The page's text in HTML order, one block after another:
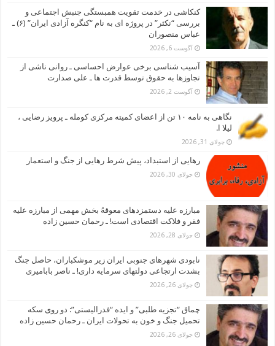
کنکاشی در خدمت تقویت همبستگی جنبش اجتماعی و
بررسی “نکثر” در پروژه ای به نام “کنگره آزادی ایران” (۶) ـ
عباس منصوران
آگوست 6, 2026
آسیب شناسی برخی عوارض احساسی ـ روانی ناشی از
تجاوزها به حقوق توسط قدرت ها ـ علی صدارت
آگوست 2, 2026
نگاهی به نامه ۱۰ تن از اعضای کمیته مرکزی کومله ـ پرویز رضایی ،
لیلا ا.
جولای 31, 2026
رهایی از استبداد، پیش شرط رهایی از جنگ و استعمار
جولای 30, 2026
مبارزه علیه دستمزدهای معوقهُ بخش مهمی از مبارزه علیه
فقر و فلاکت اقتصادی است! ـ رحمان حسین زاده
جولای 28, 2026
نابودی شهرهای جنوبی ایران زیر موشکباران، حاصل جنگ
بشدت ارتجاعی دولتهای سرمایه داری! ـ ناصر بابامیری
جولای 26, 2026
چماق “تجزیه طلبی” و ایده “فدرالیستی”: دو روی سکه
تحمیل جنگ و خون به تحولات ایران ـ رحمان حسین زاده
جولای 26, 2026